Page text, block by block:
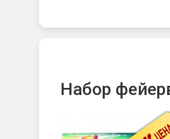
Набор